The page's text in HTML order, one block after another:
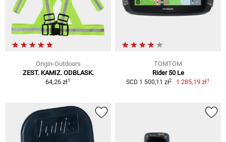
Origin-Outdoors
ZEST. KAMIZ. ODBLASK.
64,26 zł1
TOMTOM
Rider 50 Le
SCD 1 500,11 zł2 1 285,19 zł1